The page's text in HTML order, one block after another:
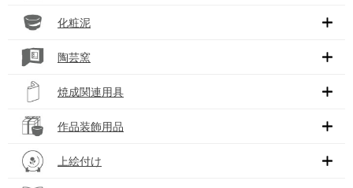
化粧泥
陶芸窯
焼成関連用具
作品装飾用品
上絵付け